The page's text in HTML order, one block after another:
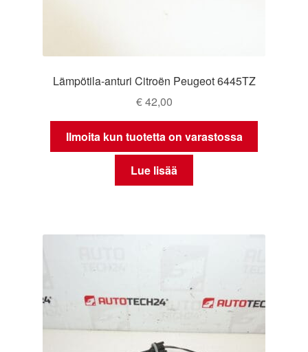
Lämpötila-anturi Citroën Peugeot 6445TZ
€42,00
Ilmoita kun tuotetta on varastossa
Lue lisää